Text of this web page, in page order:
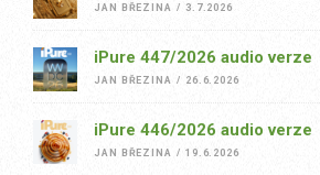
JAN BŘEZINA / 3.7.2026
iPure 447/2026 audio verze
JAN BŘEZINA / 26.6.2026
iPure 446/2026 audio verze
JAN BŘEZINA / 19.6.2026